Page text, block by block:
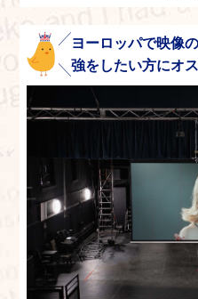
ヨーロッパで映像
強をしたい方にオ